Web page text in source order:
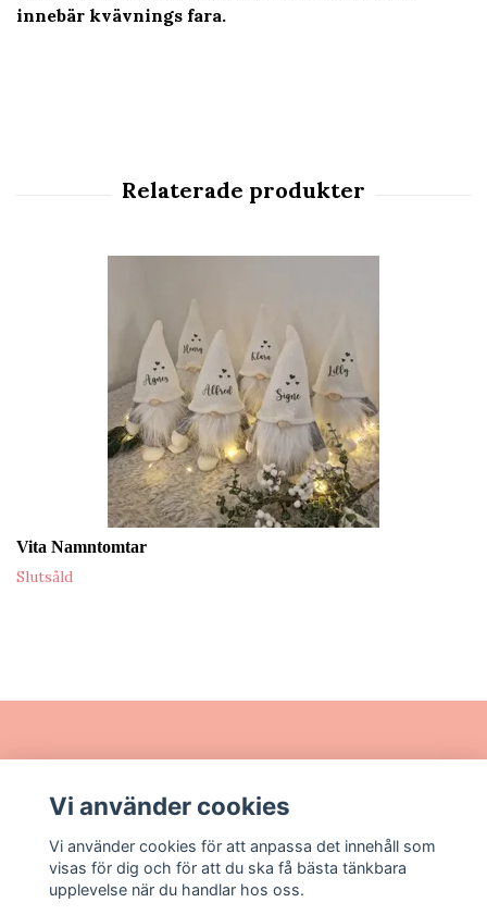
innebär kvävnings fara.
Vita Namntomtar
Slutsåld
Sociala medier
Vi använder cookies
Vi använder cookies för att anpassa det innehåll som
visas för dig och för att du ska få bästa tänkbara
upplevelse när du handlar hos oss.